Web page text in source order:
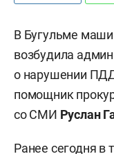
В Бугульме
возбудила
о нарушении
помощник
со СМИ Руслан
Ранее сегодня в